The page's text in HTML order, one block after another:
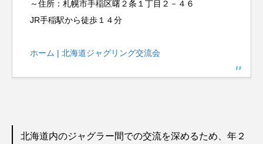
～住所：札幌市手稲区曙２条１丁目２－４６
JR手稲駅から徒歩１４分
ホーム | 北海道ジャグリング交流会
北海道内のジャグラー間での交流を深めるため、年２